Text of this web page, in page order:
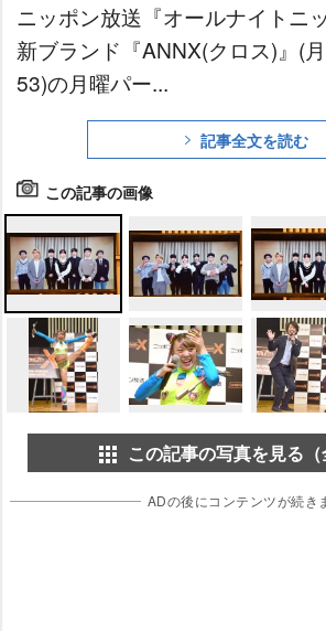
ニッポン放送『オールナイトニ
新ブランド『ANNX(クロス)』(
53)の月曜パー...
記事全文を読む
この記事の画像
この記事の写真を見る（
ADの後にコンテンツが続き